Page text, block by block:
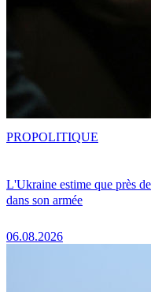
L'Ukraine estime que près
dans son armée
06.08.2026
PROPOLITIQUE